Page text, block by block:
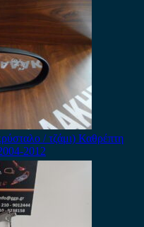
/ τζάμι) Καθρέπτη
2012